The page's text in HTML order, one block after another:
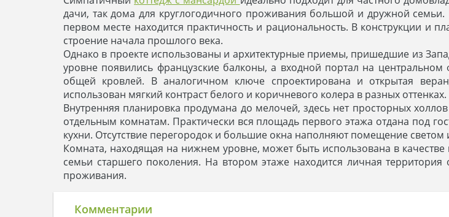
дачи, так дома для круглогодичного проживания большой и дружной семьи.
первом месте находится практичность и рациональность. В конструкции и
строение начала прошлого века.
Однако в проекте использованы и архитектурные приемы, пришедшие из
уровне появились французские балконы, а входной портал на
общей кровлей. В аналогичном ключе спроектирована и открытая
использован мягкий контраст белого и коричневого колера в разных оттенках.
Внутренняя планировка продумана до мелочей, здесь нет просторных
отдельным комнатам. Практически вся площадь первого этажа отдана под
кухни. Отсутствие перегородок и большие окна наполняют помещение
Комната, находящая на нижнем уровне, может быть использована в
семьи старшего поколения. На втором этаже находится личная
проживания.
Комментарии